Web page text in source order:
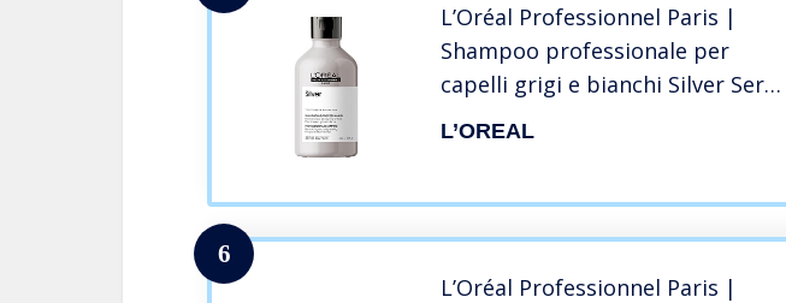
L’Oréal Professionnel Paris |
Shampoo professionale per
capelli grigi e bianchi Silver Serie
Expert, Formula neutralizzante
L’OREAL
6
L’Oréal Professionnel Paris |